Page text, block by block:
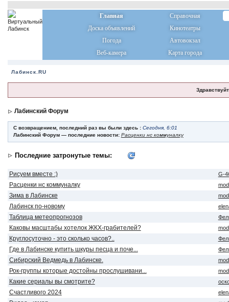
Главная
Справочная
Доска объявлений
Кинотеатры
Погода
Автовокзал
Веб-камера
Карта города
Лабинск.RU
Лабинский Форум
С возвращением, последний раз вы были здесь : Сегодня, 6:01
Лабинский Форум — последние новости: Расценки нс коммуналку
Последние затронутые темы:
Рисуем вместе :) G-
Расценки нс коммуналку
Зима в Лабинске
Лабинск по-новому
Таблица метеопрогнозов
Каковы масштабы хотелок ЖКХ-грабителей?
Круглосуточно - это сколько часов?..
Где в Лабинске купить шкуры песца и поче...
Сибирский Ведмедь в Лабинске.
Рок-группы которые достойны прослушивани...
Какие сериалы вы смотрите?
Счастливого 2024